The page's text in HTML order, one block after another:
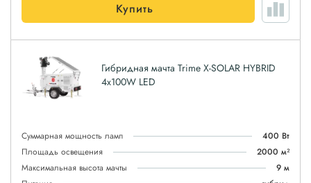
Купить
Гибридная мачта Trime X-SOLAR HYBRID
4х100W LED
Суммарная мощность ламп
400 Вт
Площадь освещения
2000 м²
Максимальная высота мачты
9 м